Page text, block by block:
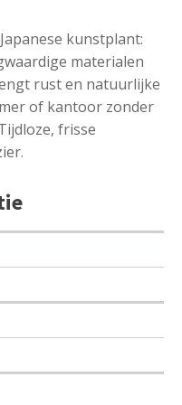
kunstplant:
materialen
rust en natuurlijke
of kantoor zonder
frisse